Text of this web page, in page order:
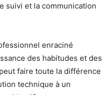
suivi et la communication
enraciné
des habitudes et des
faire toute la différence
technique à un